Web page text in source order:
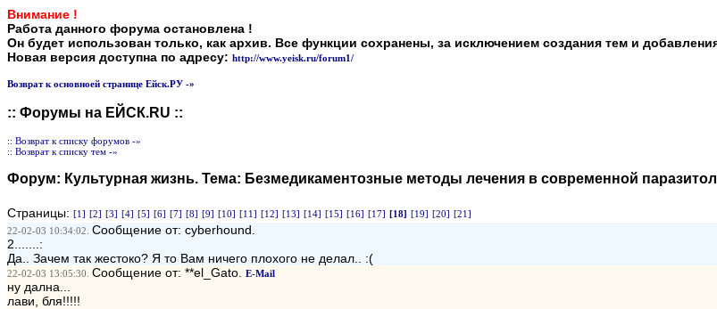
Внимание !
Работа данного форума остановлена !
Он будет использован только, как архив. Все функции сохранены, за исключением создания тем и
Новая версия доступна по адресу: http://www.yeisk.ru/forum1/
Возврат к основноей странице Ейск.РУ -»
:: Форумы на ЕЙСК.RU ::
:: Возврат к списку форумов -»
:: Возврат к списку тем -»
Форум: Культурная жизнь. Тема: Безмедикаментозные методы лечения в современной
Страницы: [1] [2] [3] [4] [5] [6] [7] [8] [9] [10] [11] [12] [13] [14] [15] [16] [17] [18] [19] [20] [21]
22-02-03 10:34:02. Сообщение от: cyberhound.
2.......:
Да.. Зачем так жестоко? Я то Вам ничего плохого не делал.. :(
22-02-03 13:05:30. Сообщение от: **el_Gato. E-Mail
ну дална...
лави, бля!!!!!